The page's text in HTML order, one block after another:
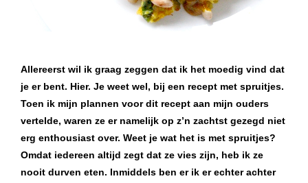
Allereerst wil ik graag zeggen dat ik het moedig vind dat
je er bent. Hier. Je weet wel, bij een recept met spruitjes.
Toen ik mijn plannen voor dit recept aan mijn ouders
vertelde, waren ze er namelijk op z’n zachtst gezegd niet
erg enthousiast over. Weet je wat het is met spruitjes?
Omdat iedereen altijd zegt dat ze vies zijn, heb ik ze
nooit durven eten. Inmiddels ben er ik er echter achter